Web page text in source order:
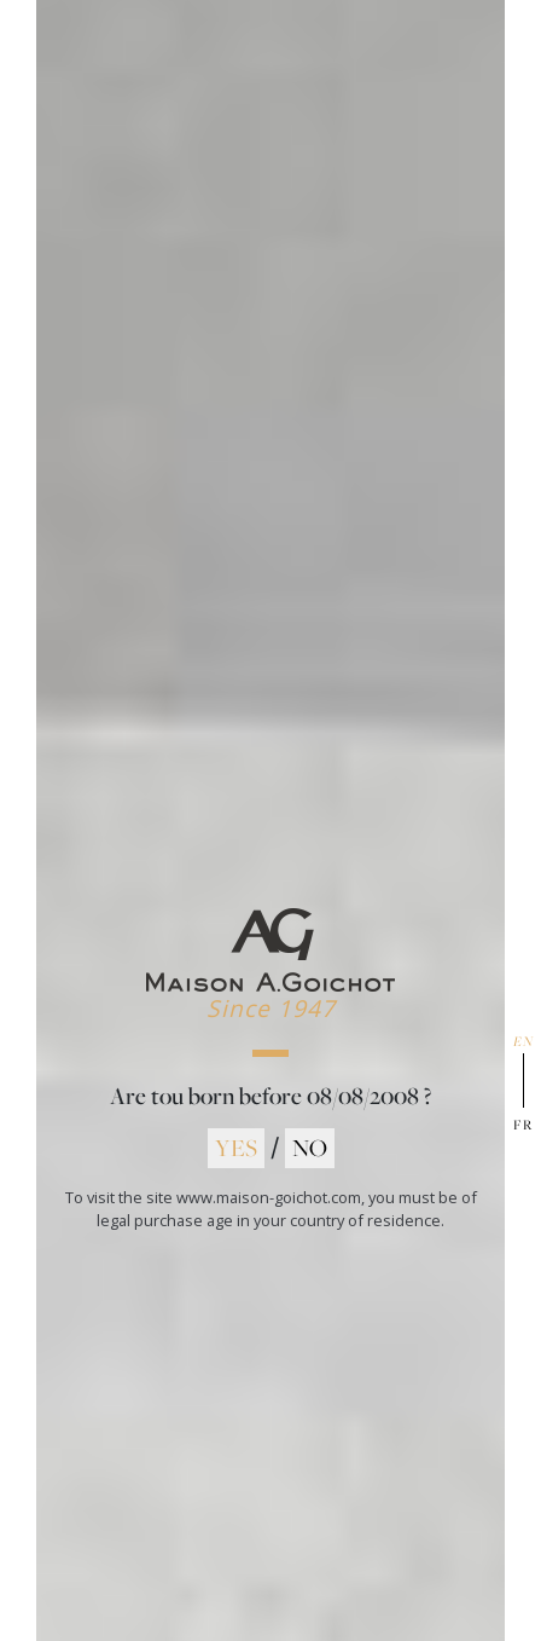
EN
FR
Since 1947
Are tou born before08/08/2008?
YES / NO
To visit the site www.maison-goichot.com, you must be of
legal purchase age in your country of residence.